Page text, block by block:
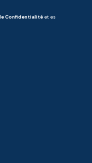
Confidentialité et es